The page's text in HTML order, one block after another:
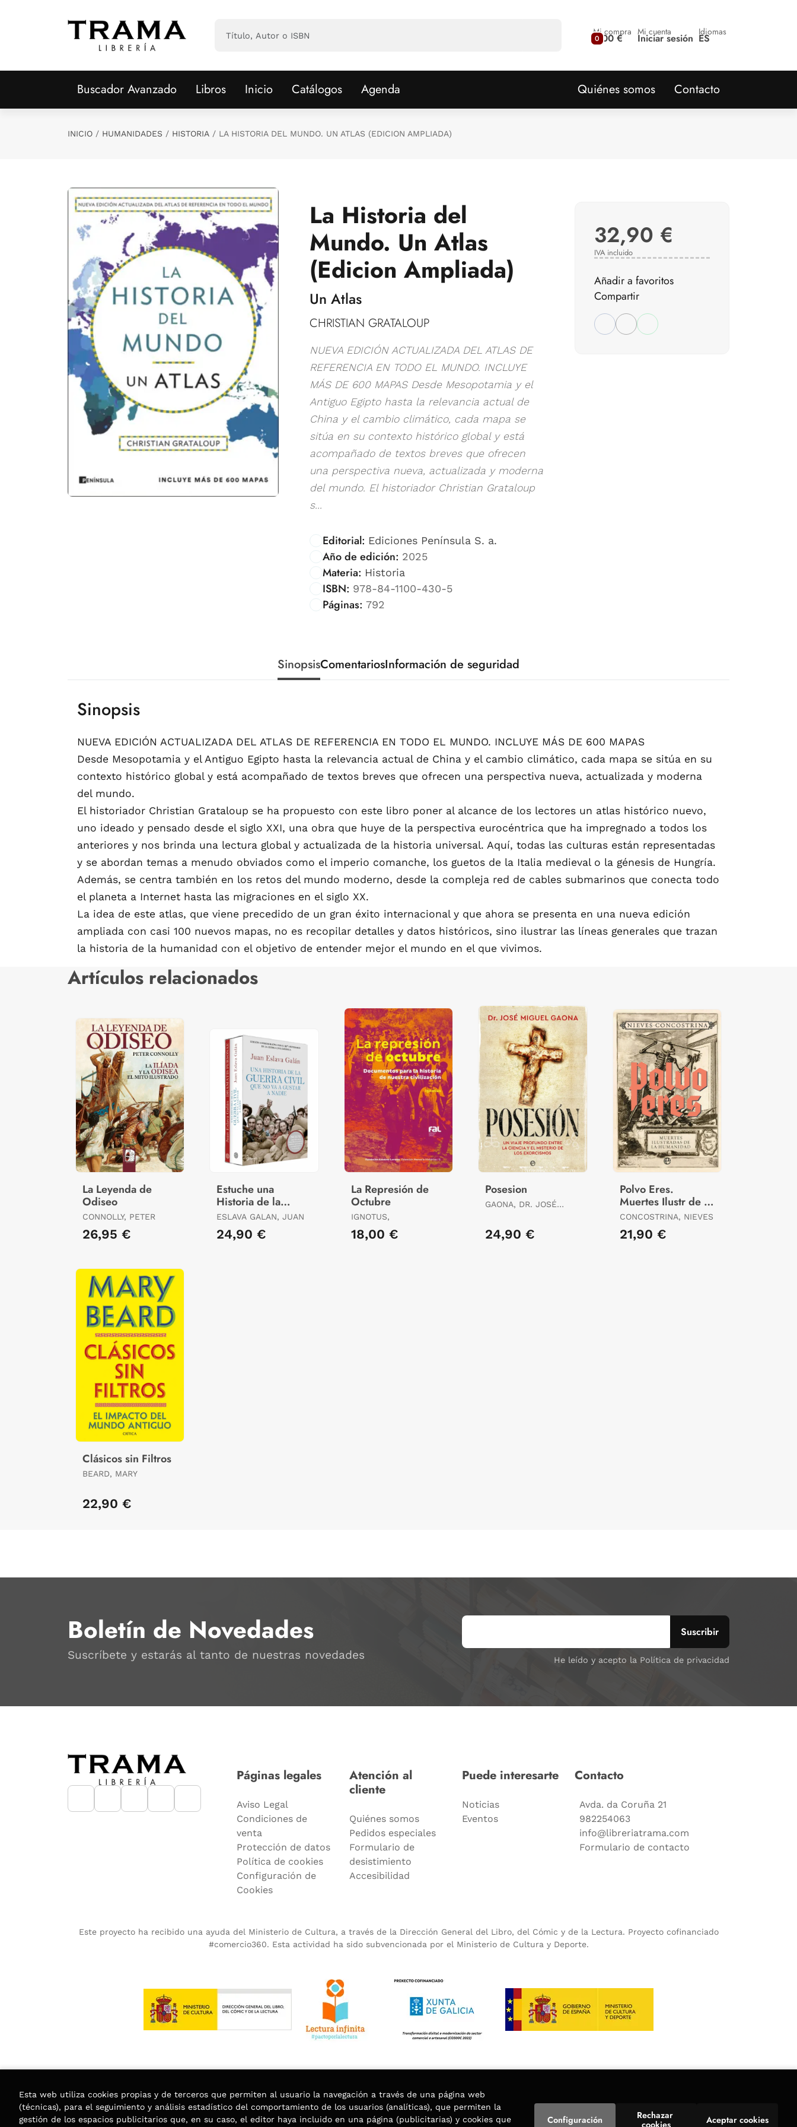
0
Mi compra
0,00 € Mi cuenta
Iniciar sesión Idiomas
ES
Buscador Avanzado Libros Inicio Catálogos Agenda Quiénes somos Contacto
INICIO HUMANIDADES HISTORIA LA HISTORIA DEL MUNDO. UN ATLAS (EDICION AMPLIADA)
La Historia del
Mundo. Un Atlas
(Edicion Ampliada)
Un Atlas
CHRISTIAN GRATALOUP
NUEVA EDICIÓN ACTUALIZADA DEL ATLAS DE
REFERENCIA EN TODO EL MUNDO. INCLUYE
MÁS DE 600 MAPAS Desde Mesopotamia y el
Antiguo Egipto hasta la relevancia actual de
China y el cambio climático, cada mapa se
sitúa en su contexto histórico global y está
acompañado de textos breves que ofrecen
una perspectiva nueva, actualizada y moderna
del mundo. El historiador Christian Grataloup
s...
Editorial: Ediciones Península S. a.
Año de edición: 2025
Materia: Historia
ISBN: 978-84-1100-430-5
Páginas: 792
32,90 €
IVA incluido
Añadir a favoritos
Compartir
SinopsisComentariosInformación de seguridad
Sinopsis
NUEVA EDICIÓN ACTUALIZADA DEL ATLAS DE REFERENCIA EN TODO EL MUNDO. INCLUYE MÁS DE 600 MAPAS
Desde Mesopotamia y el Antiguo Egipto hasta la relevancia actual de China y el cambio climático, cada mapa se sitúa en su
contexto histórico global y está acompañado de textos breves que ofrecen una perspectiva nueva, actualizada y moderna
del mundo.
El historiador Christian Grataloup se ha propuesto con este libro poner al alcance de los lectores un atlas histórico nuevo,
uno ideado y pensado desde el siglo XXI, una obra que huye de la perspectiva eurocéntrica que ha impregnado a todos los
anteriores y nos brinda una lectura global y actualizada de la historia universal. Aquí, todas las culturas están representadas
y se abordan temas a menudo obviados como el imperio comanche, los guetos de la Italia medieval o la génesis de Hungría.
Además, se centra también en los retos del mundo moderno, desde la compleja red de cables submarinos que conecta todo
el planeta a Internet hasta las migraciones en el siglo XX.
La idea de este atlas, que viene precedido de un gran éxito internacional y que ahora se presenta en una nueva edición
ampliada con casi 100 nuevos mapas, no es recopilar detalles y datos históricos, sino ilustrar las líneas generales que trazan
la historia de la humanidad con el objetivo de entender mejor el mundo en el que vivimos.
Artículos relacionados
La Leyenda de
Odiseo
CONNOLLY, PETER
26,95 €
Estuche una
Historia de la
Guerra Civil que no
Va a Gustar a Nadie
ESLAVA GALAN, JUAN
24,90 €
La Represión de
Octubre
IGNOTUS,
18,00 €
Posesion
GAONA, DR. JOSÉ
24,90 €
Polvo Eres.
Muertes Ilustr de la
Humanidad
CONCOSTRINA, NIEVES
21,90 €
Clásicos sin Filtros
BEARD, MARY
22,90 €
Boletín de Novedades
Suscríbete y estarás al tanto de nuestras novedades He leído y acepto la Política de privacidad
Páginas legales
Aviso Legal
Condiciones de
venta
Protección de datos
Política de cookies
Configuración de
Cookies
Atención al
cliente
Quiénes somos
Pedidos especiales
Formulario de
desistimiento
Accesibilidad
Puede interesarte
Noticias
Eventos
Contacto
Avda. da Coruña 21
982254063
info@libreriatrama.com
Formulario de contacto
Este proyecto ha recibido una ayuda del Ministerio de Cultura, a través de la Dirección General del Libro, del Cómic y de la Lectura. Proyecto cofinanciado
#comercio360. Esta actividad ha sido subvencionada por el Ministerio de Cultura y Deporte.
2026 ©Librería Trama. Todos los Derechos Reservados | Trevenque Group
Esta web utiliza cookies propias y de terceros que permiten al usuario la navegación a través de una página web
(técnicas), para el seguimiento y análisis estadístico del comportamiento de los usuarios (analíticas), que permiten la
gestión de los espacios publicitarios que, en su caso, el editor haya incluido en una página (publicitarias) y cookies que
Configuración
Rechazar
cookies
Aceptar cookies